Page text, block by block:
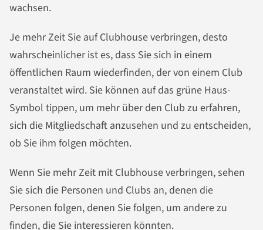
wachsen.
Je mehr Zeit Sie auf Clubhouse verbringen, desto
wahrscheinlicher ist es, dass Sie sich in einem
öffentlichen Raum wiederfinden, der von einem Club
veranstaltet wird. Sie können auf das grüne Haus-
Symbol tippen, um mehr über den Club zu erfahren,
sich die Mitgliedschaft anzusehen und zu entscheiden,
ob Sie ihm folgen möchten.
Wenn Sie mehr Zeit mit Clubhouse verbringen, sehen
Sie sich die Personen und Clubs an, denen die
Personen folgen, denen Sie folgen, um andere zu
finden, die Sie interessieren könnten.